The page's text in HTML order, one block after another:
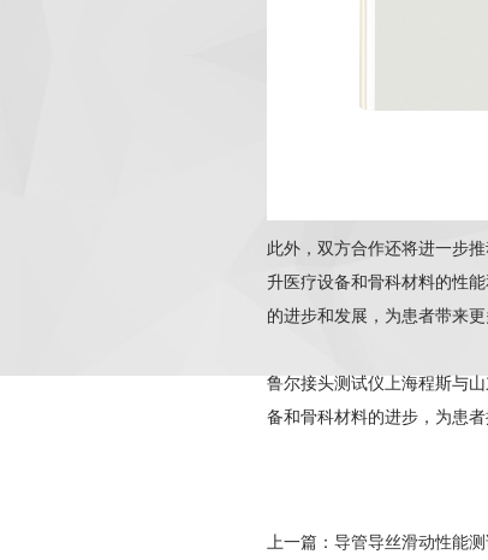
此外，双方合作还将进一步
升医疗设备和骨科材料的性
的进步和发展，为患者带来更
鲁尔接头测试仪上海程斯与
备和骨科材料的进步，为患
上一篇： 导管导丝滑动性能